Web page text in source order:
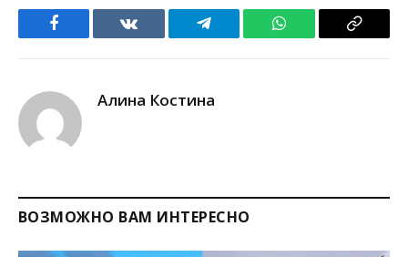
Facebook VKontakteTelegram WhatsApp Copy
Алина Костина
ВОЗМОЖНО ВАМ ИНТЕРЕСНО